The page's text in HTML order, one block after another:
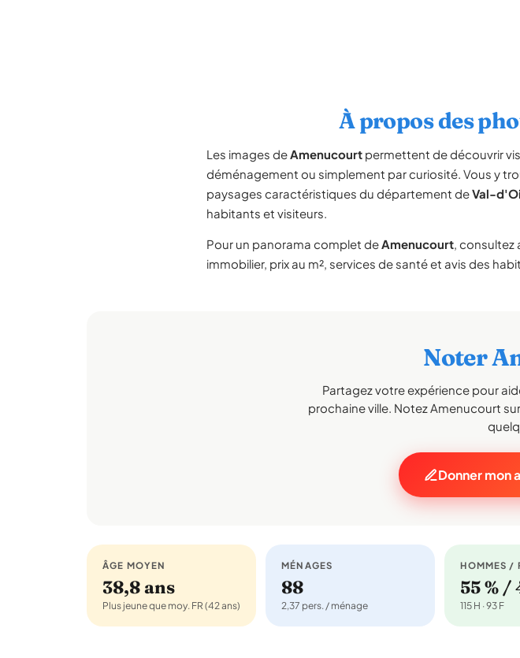
À propos des
Les images deAmenucourt permettent de découvrir
déménagement ou simplement par curiosité. Vous y
paysages caractéristiques du département deVal-
habitants et visiteurs.
Pour un panorama complet deAmenucourt, consultez
immobilier, prix au m², services de santé et avis des
Noter
Partagez votre expérience pour
prochaine ville. Notez Amenucourt
Donner mon
ÂGE MOYEN
38,8 ans
Plus jeune que moy. FR (42 ans)
MÉNAGES
88
2,37 pers. / ménage
HOMMES /
55 % /
115 H · 93 F